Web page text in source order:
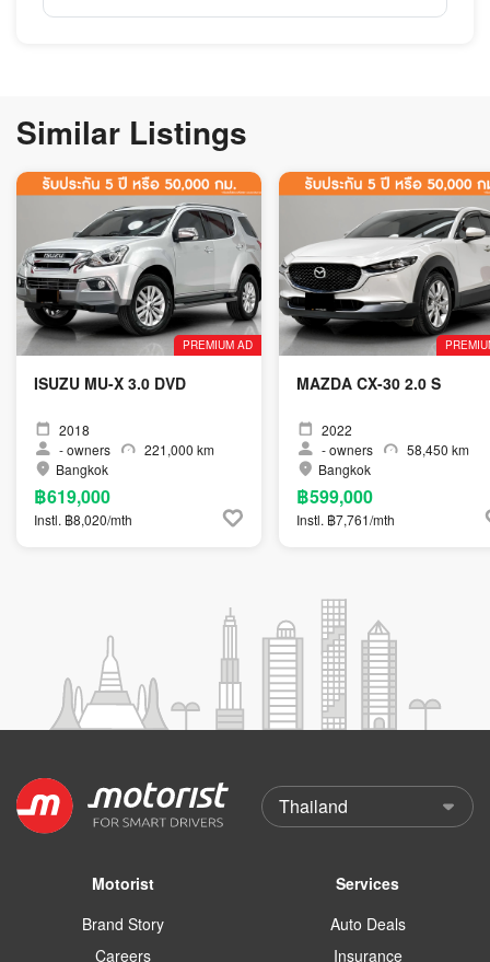
Similar Listings
PREMIUM AD
ISUZU MU-X 3.0 DVD
2018
-owners
221,000 km
Bangkok
฿619,000
Instl. ฿8,020/mth
MAZDA CX-30 2.0 S
2022
-owners
58,450 km
Bangkok
฿599,000
Instl. ฿7,761/mth
Motorist
Brand Story
Careers
Services
Auto Deals
Insurance